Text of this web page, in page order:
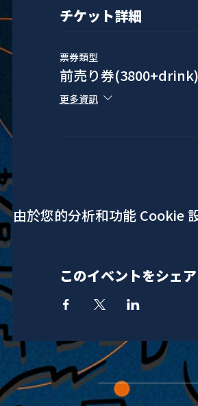
チケット詳細
票券類型
前売り券(3800+drink)
更多資訊
由於您的分析和功能 Cookie
このイベントをシェア